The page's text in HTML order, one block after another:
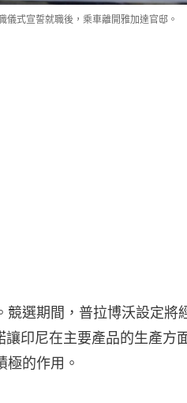
式宣誓就職後，乘車離開雅加達官邸。
競選期間，普拉博沃設定將
印尼在主要產品的生產方
的作用。